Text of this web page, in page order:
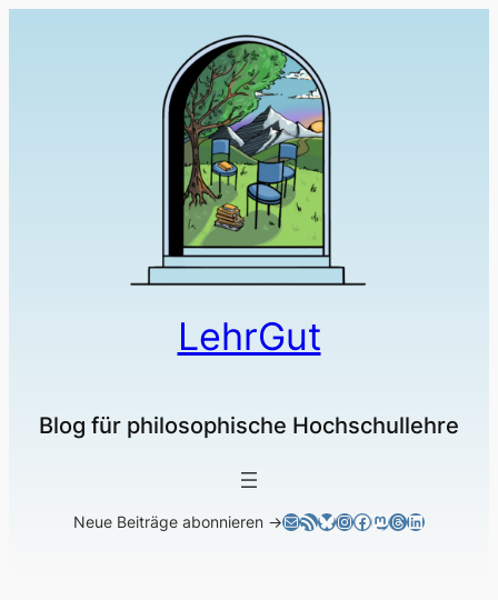
LehrGut
Blog für philosophische Hochschullehre
Neue Beiträge abonnieren →E-MailRSS-FeedBluesky
Instagram
Facebook
Mastodon
Threads
LinkedIn